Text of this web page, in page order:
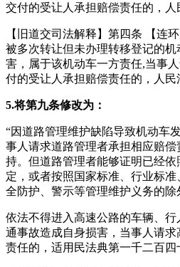
交付的受让人承担赔偿责任的，人
【旧道交司法解释】第四条 【连
被多次转让但未办理转移登记的
害，属于该机动车一方责任,当事
付的受让人承担赔偿责任的，人民
5.将第九条修改为：
“因道路管理维护缺陷导致机动车
事人请求道路管理者承担相应赔
持。但道路管理者能够证明已经
定，或者按照国家标准、行业标
全防护、警示等管理维护义务的除
依法不得进入高速公路的车辆、
通事故造成自身损害，当事人请
责任的，适用民法典第一千二百四